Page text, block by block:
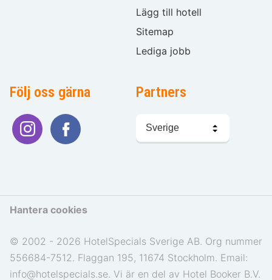
Lägg till hotell
Sitemap
Lediga jobb
Följ oss gärna Partners
språk
Hantera cookies
© 2002 - 2026 HotelSpecials Sverige AB. Org nummer
556684-7512. Flaggan 195, 11674 Stockholm. Email:
info@hotelspecials.se. Vi är en del av Hotel Booker B.V.